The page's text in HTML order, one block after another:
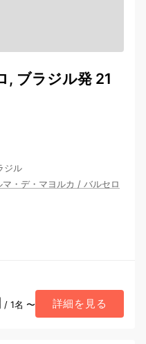
, ブラジル発 21
ジル
マ・デ・マヨルカ / バルセロ
/ 1名 〜 詳細を見る